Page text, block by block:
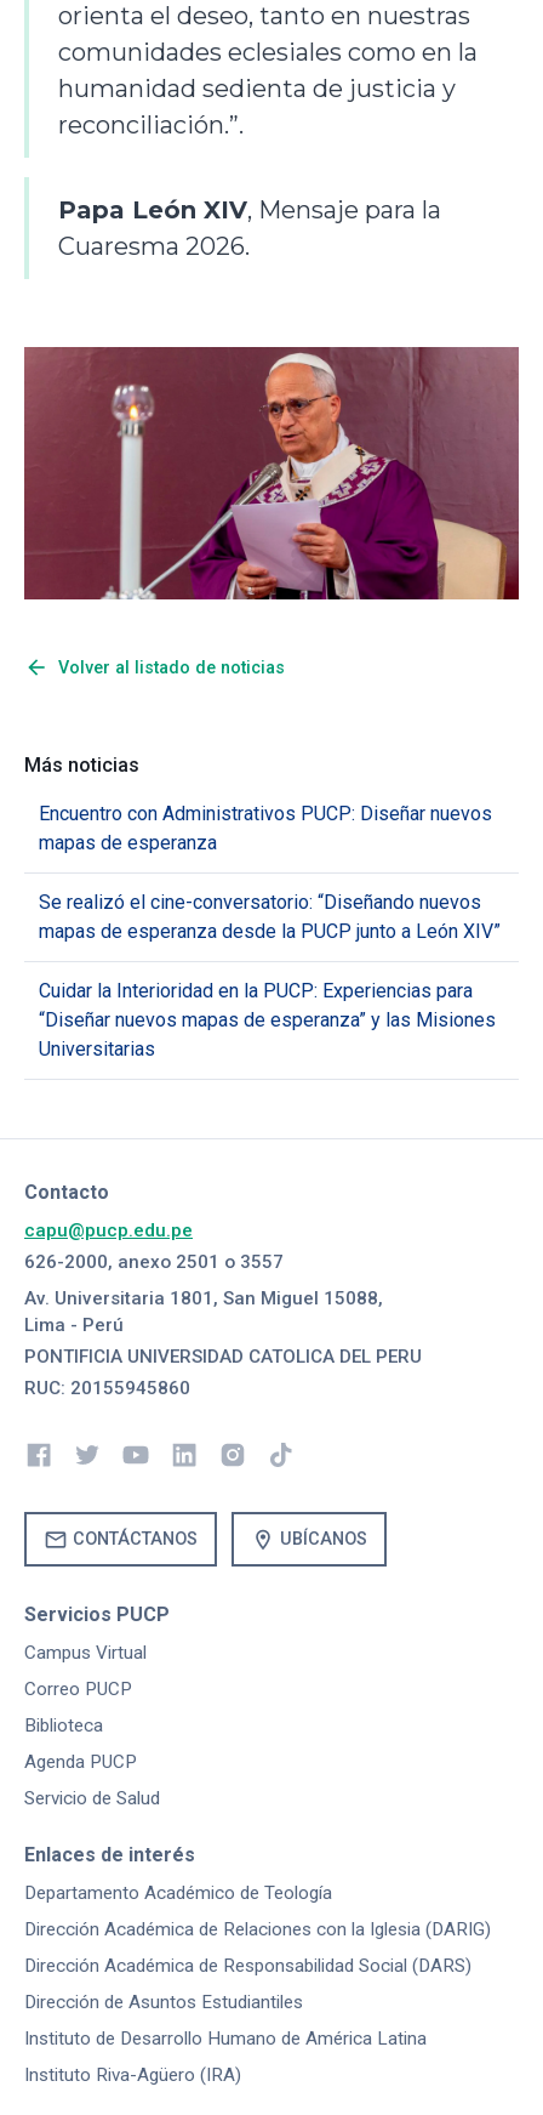
orienta el deseo, tanto en nuestras
comunidades eclesiales como en la
humanidad sedienta de justicia y
reconciliación.”.
Papa León XIV, Mensaje para la
Cuaresma 2026.
arrow_back Volver al listado de noticias
Más noticias
Encuentro con Administrativos PUCP: Diseñar nuevos
mapas de esperanza
Se realizó el cine-conversatorio: “Diseñando nuevos
mapas de esperanza desde la PUCP junto a León XIV”
Cuidar la Interioridad en la PUCP: Experiencias para
“Diseñar nuevos mapas de esperanza” y las Misiones
Universitarias
Contacto
capu@pucp.edu.pe
626-2000, anexo 2501 o 3557
Av. Universitaria 1801, San Miguel 15088,
Lima - Perú
PONTIFICIA UNIVERSIDAD CATOLICA DEL PERU
RUC: 20155945860
mail CONTÁCTANOS location_on UBÍCANOS
Servicios PUCP
Campus Virtual
Correo PUCP
Biblioteca
Agenda PUCP
Servicio de Salud
Enlaces de interés
Departamento Académico de Teología
Dirección Académica de Relaciones con la Iglesia (DARIG)
Dirección Académica de Responsabilidad Social (DARS)
Dirección de Asuntos Estudiantiles
Instituto de Desarrollo Humano de América Latina
Instituto Riva-Agüero (IRA)